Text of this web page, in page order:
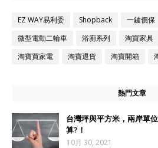
EZ WAY易利委 Shopback 一鍵價保
微型電動二輪車
浴廁系列 淘寶家具
淘寶買家電
淘寶退貨 淘寶開箱
熱門文章
台灣坪與平方米，兩岸單
算?！
10月 30, 2021